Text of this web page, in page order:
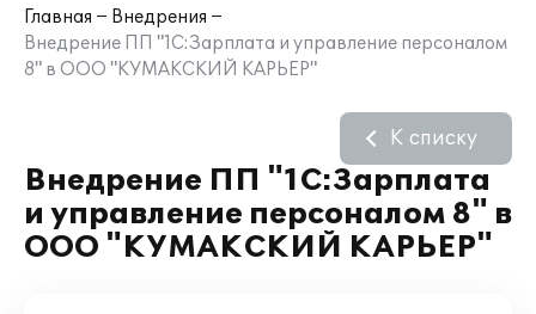
Главная
Внедрения
Внедрение ПП "1С:Зарплата и управление персоналом
8" в ООО "КУМАКСКИЙ КАРЬЕР"
Внедрение ПП "1С:Зарплата
и управление персоналом 8" в
ООО "КУМАКСКИЙ КАРЬЕР"
К списку